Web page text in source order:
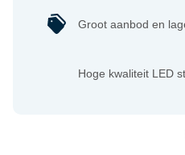
Groot aanbod en
Hoge kwaliteit LED